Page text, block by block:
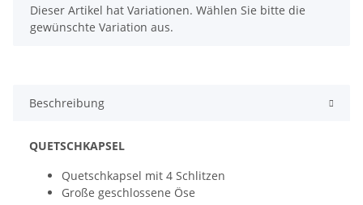
x
Dieser Artikel hat Variationen. Wählen Sie bitte die
gewünschte Variation aus.
Beschreibung
QUETSCHKAPSEL
Quetschkapsel mit 4 Schlitzen
Große geschlossene Öse